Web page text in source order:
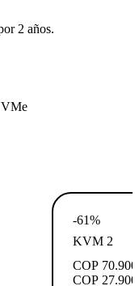
2 años.
-61%
KVM 2
COP 70.900
COP 27.900